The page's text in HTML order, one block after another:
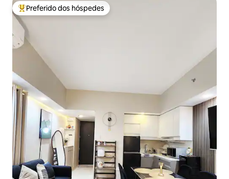
Entre os melhores preferidos dos hóspedes
Preferido dos hóspedes